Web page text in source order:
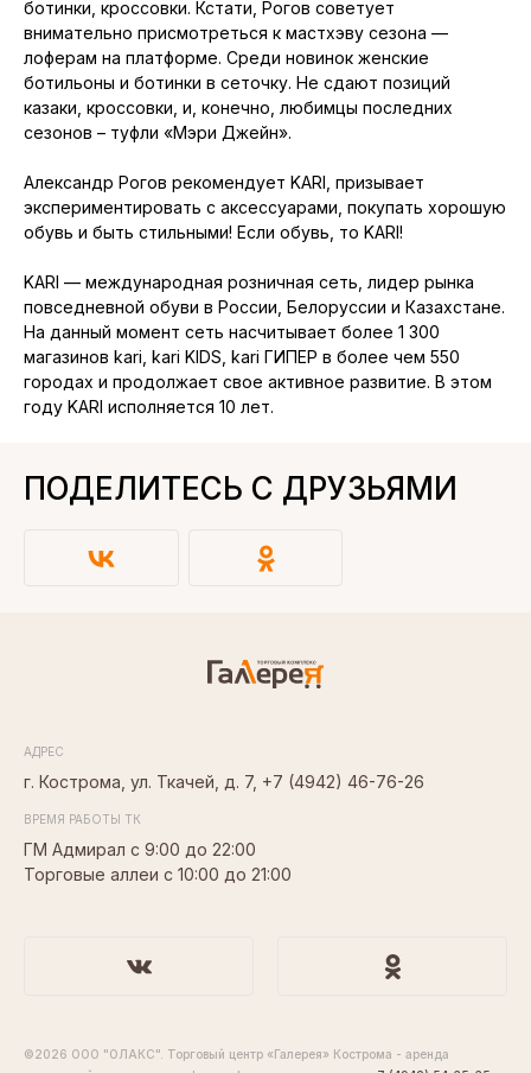
ботинки, кроссовки. Кстати, Рогов советует
внимательно присмотреться к мастхэву сезона —
лоферам на платформе. Среди новинок женские
ботильоны и ботинки в сеточку. Не сдают позиций
казаки, кроссовки, и, конечно, любимцы последних
сезонов – туфли «Мэри Джейн».
Александр Рогов рекомендует KARI, призывает
экспериментировать с аксессуарами, покупать хорошую
обувь и быть стильными! Если обувь, то KARI!
KARI — международная розничная сеть, лидер рынка
повседневной обуви в России, Белоруссии и Казахстане.
На данный момент сеть насчитывает более 1 300
магазинов kari, kari KIDS, kari ГИПЕР в более чем 550
городах и продолжает свое активное развитие. В этом
году KARI исполняется 10 лет.
ПОДЕЛИТЕСЬ С ДРУЗЬЯМИ
АДРЕС
г. Кострома, ул. Ткачей, д. 7, +7 (4942) 46-76-26
ВРЕМЯ РАБОТЫ ТК
ГМ Адмирал с 9:00 до 22:00
Торговые аллеи с 10:00 до 21:00
©2026 ООО "ОЛАКС". Торговый центр «Галерея» Кострома - аренда